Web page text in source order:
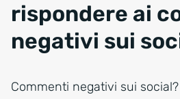
rispondere ai
negativi sui
Commenti negativi sui